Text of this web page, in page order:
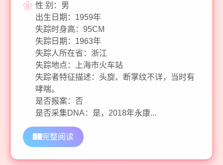
性 别：男
出生日期：1959年
失踪时身高：95CM
失踪日期：1963年
失踪人所在省：浙江
失踪地点：上海市火车站
失踪者特征描述：头旋、断掌纹不详，当时有
哮喘。
是否报案：否
是否采集DNA：是，2018年永康...
完整阅读